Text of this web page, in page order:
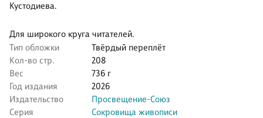
Кустодиева.
Для широкого круга читателей.
Тип обложки
Твёрдый переплёт
Кол-во стр.
208
Вес
736 г
Год издания
2026
Издательство
Просвещение-Союз
Серия
Сокровища живописи